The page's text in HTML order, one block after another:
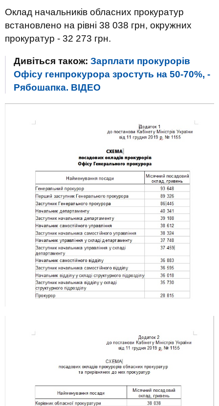
Оклад начальників обласних прокуратур
встановлено на рівні 38 038 грн, окружних
прокуратур - 32 273 грн.
Дивіться також: Зарплати прокурорів
Офісу генпрокурора зростуть на 50-70%, -
Рябошапка. ВIДЕО